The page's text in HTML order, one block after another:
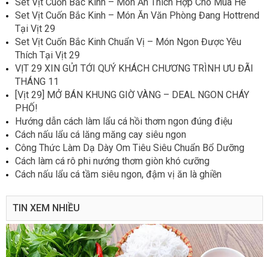
Set Vịt Cuốn Bắc Kinh – Món Ăn Văn Phòng Đang Hottrend
Tại Vịt 29
Set Vịt Cuốn Bắc Kinh Chuẩn Vị – Món Ngon Được Yêu
Thích Tại Vịt 29
VỊT 29 XIN GỬI TỚI QUÝ KHÁCH CHƯƠNG TRÌNH ƯU ĐÃI
THÁNG 11
[Vịt 29] MỞ BÁN KHUNG GIỜ VÀNG – DEAL NGON CHÁY
PHỐ!
Hướng dẫn cách làm lẩu cá hồi thơm ngon đúng điệu
Cách nấu lẩu cá lăng măng cay siêu ngon
Công Thức Làm Dạ Dày Om Tiêu Siêu Chuẩn Bổ Dưỡng
Cách làm cá rô phi nướng thơm giòn khó cưỡng
Cách nấu lẩu cá tầm siêu ngon, đậm vị ăn là ghiền
TIN XEM NHIỀU